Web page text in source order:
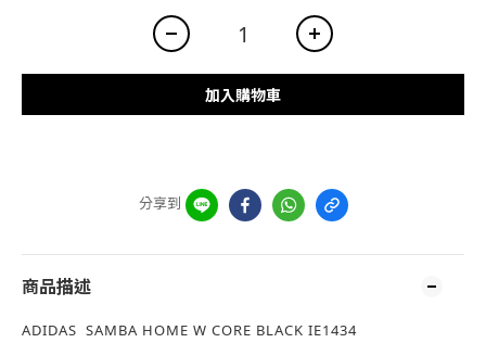
加入購物車
分享到
商品描述
ADIDAS SAMBA HOME W CORE BLACK IE1434